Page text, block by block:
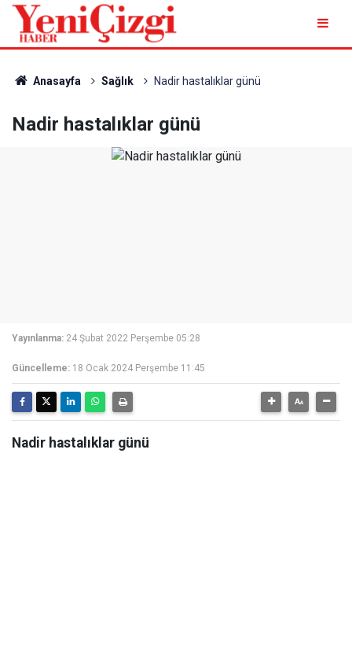
Anasayfa Sağlık Nadir hastalıklar günü
Nadir hastalıklar günü
Yayınlanma: 24 Şubat 2022 Perşembe 05:28
Güncelleme: 18 Ocak 2024 Perşembe 11:45
Nadir hastalıklar günü